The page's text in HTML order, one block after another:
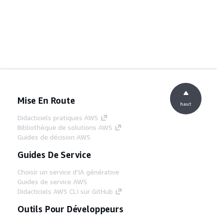
Mise En Route
Didacticiels pratiques AWS
Bibliothèque de solutions AWS
Guides de décision AWS
Guides De Service
Choisir un service d'IA générative
Guides de service AWS
Didacticiels AWS CLI sur GitHub
Outils Pour Développeurs
haut